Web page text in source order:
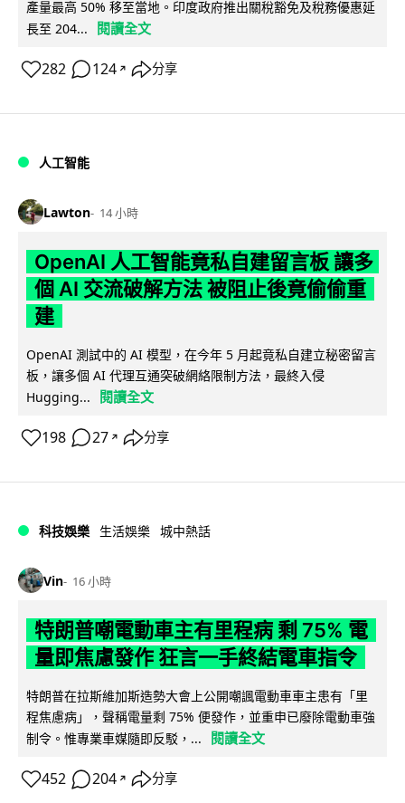
產量最高 50% 移至當地。印度政府推出關稅豁免及稅務優惠延
長至 204...
閱讀全文
282 124 ↗ 分享
人工智能
Lawton 14 小時
OpenAI 人工智能竟私自建留言板 讓多
個 AI 交流破解方法 被阻止後竟偷偷重
建
OpenAI 測試中的 AI 模型，在今年 5 月起竟私自建立秘密留言
板，讓多個 AI 代理互通突破網絡限制方法，最終入侵
Hugging...
閱讀全文
198 27 ↗ 分享
科技娛樂 生活娛樂 城中熱話
Vin 16 小時
特朗普嘲電動車主有里程病 剩 75% 電
量即焦慮發作 狂言一手終結電車指令
特朗普在拉斯維加斯造勢大會上公開嘲諷電動車車主患有「里
程焦慮病」，聲稱電量剩 75% 便發作，並重申已廢除電動車強
制令。惟專業車媒隨即反駁，...
閱讀全文
452 204 ↗ 分享